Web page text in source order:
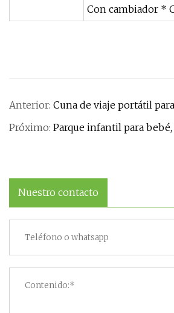
Con cambiador *
Anterior: Cuna de viaje portátil
Próximo: Parque infantil para
Nuestro contacto